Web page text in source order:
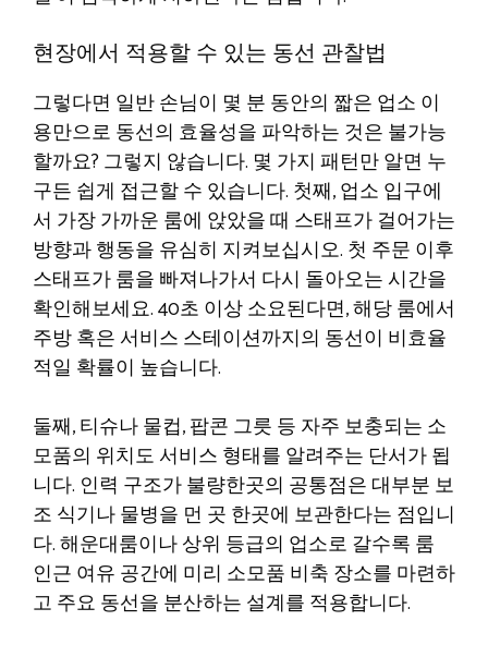
현장에서 적용할 수 있는 동선 관찰법
그렇다면 일반 손님이 몇 분 동안의 짧은 업소 이
용만으로 동선의 효율성을 파악하는 것은 불가능
할까요? 그렇지 않습니다. 몇 가지 패턴만 알면 누
구든 쉽게 접근할 수 있습니다. 첫째, 업소 입구에
서 가장 가까운 룸에 앉았을 때 스태프가 걸어가는
방향과 행동을 유심히 지켜보십시오. 첫 주문 이후
스태프가 룸을 빠져나가서 다시 돌아오는 시간을
확인해보세요. 40초 이상 소요된다면, 해당 룸에서
주방 혹은 서비스 스테이션까지의 동선이 비효율
적일 확률이 높습니다.
둘째, 티슈나 물컵, 팝콘 그릇 등 자주 보충되는 소
모품의 위치도 서비스 형태를 알려주는 단서가 됩
니다. 인력 구조가 불량한곳의 공통점은 대부분 보
조 식기나 물병을 먼 곳 한곳에 보관한다는 점입니
다. 해운대룸이나 상위 등급의 업소로 갈수록 룸
인근 여유 공간에 미리 소모품 비축 장소를 마련하
고 주요 동선을 분산하는 설계를 적용합니다.